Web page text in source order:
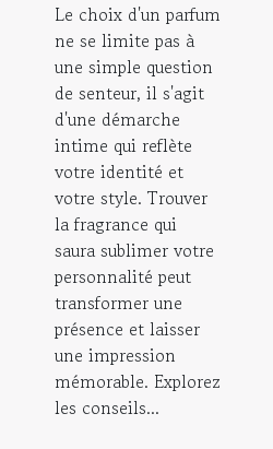
Le choix d'un parfum
ne se limite pas à
une simple question
de senteur, il s'agit
d'une démarche
intime qui reflète
votre identité et
votre style. Trouver
la fragrance qui
saura sublimer votre
personnalité peut
transformer une
présence et laisser
une impression
mémorable. Explorez
les conseils...